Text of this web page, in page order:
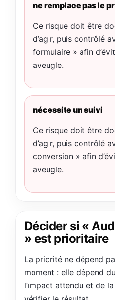
ne remplace pas le
Ce risque doit être
d’agir, puis contrôlé
formulaire » afin
aveugle.
nécessite un suivi
Ce risque doit être
d’agir, puis contrôlé
conversion » afin
aveugle.
Décider si «
» est prioritaire
La priorité ne dépend
moment : elle dépend
l’impact attendu et de